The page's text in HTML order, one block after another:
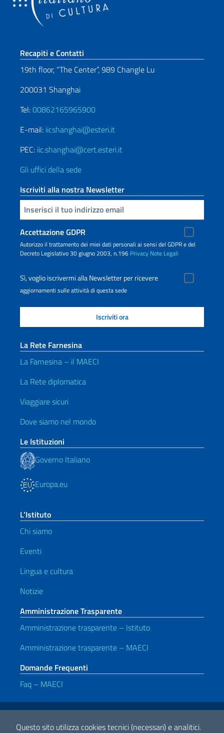
Questo sito utilizza cookies tecnici (necessari) e analitici.
Sezione footer
Recapiti e Contatti
19th floor, “The Center”, 989 Changle Lu
200031 Shanghai
Tel:00862165965900
E-mail: iicshanghai@esteri.it
PEC: iic.shanghai@cert.esteri.it
Gli uffici della sede
Iscriviti alla nostra Newsletter
Inserisci la tua email
Accettazione GDPR
Autorizzo il trattamento dei miei dati personali ai sensi del GDPR e del
Decreto Legislativo 30 giugno 2003, n.196 Privacy Note Legali
Sì, voglio iscrivermi alla Newsletter per ricevere
aggiornamenti sulle attività di questa sede
La Rete Farnesina
La Farnesina – il MAECI
La Rete diplomatica
Viaggiare sicuri
Dove siamo nel mondo
Le Istituzioni
Governo Italiano
Europa.eu
L’Istituto
Chi siamo
Eventi
Lingua e cultura
Notizie
Amministrazione Trasparente
Amministrazione trasparente – Istituto
Amministrazione trasparente – MAECI
Domande Frequenti
Faq – MAECI
Link Utili